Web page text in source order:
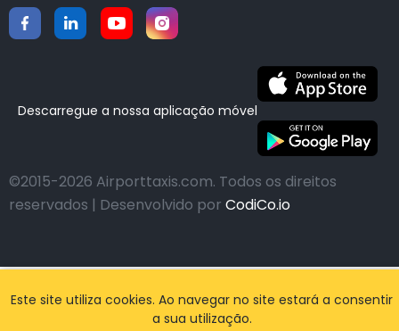
Descarregue a nossa aplicação móvel
©2015-2026 Airporttaxis.com. Todos os direitos
reservados | Desenvolvido por CodiCo.io
Este site utiliza cookies. Ao navegar no site estará a consentir
a sua utilização.